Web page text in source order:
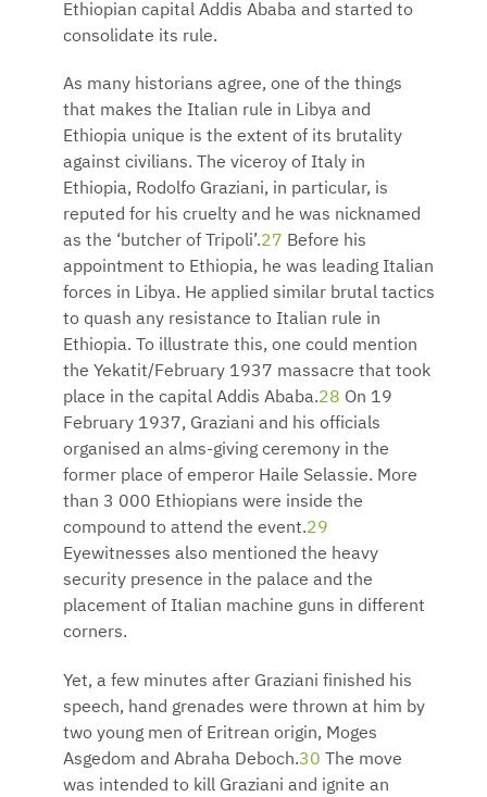
Ethiopian capital Addis Ababa and started to
consolidate its rule.
As many historians agree, one of the things
that makes the Italian rule in Libya and
Ethiopia unique is the extent of its brutality
against civilians. The viceroy of Italy in
Ethiopia, Rodolfo Graziani, in particular, is
reputed for his cruelty and he was nicknamed
as the ‘butcher of Tripoli’.27 Before his
appointment to Ethiopia, he was leading Italian
forces in Libya. He applied similar brutal tactics
to quash any resistance to Italian rule in
Ethiopia. To illustrate this, one could mention
the Yekatit/February 1937 massacre that took
place in the capital Addis Ababa.28 On 19
February 1937, Graziani and his officials
organised an alms-giving ceremony in the
former place of emperor Haile Selassie. More
than 3 000 Ethiopians were inside the
compound to attend the event.29
Eyewitnesses also mentioned the heavy
security presence in the palace and the
placement of Italian machine guns in different
corners.
Yet, a few minutes after Graziani finished his
speech, hand grenades were thrown at him by
two young men of Eritrean origin, Moges
Asgedom and Abraha Deboch.30 The move
was intended to kill Graziani and ignite an